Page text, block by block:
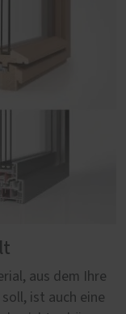
aus dem Ihre
ist auch eine